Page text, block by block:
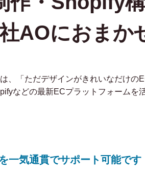
AOにおまか
、「ただデザインがきれいなだけの
などの最新ECプラットフォームを
一気通貫でサポート可能です